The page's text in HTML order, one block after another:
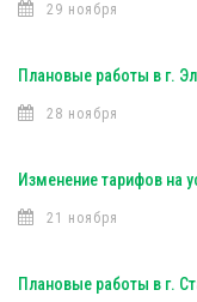
29 ноября
Плановые работы в г.
28 ноября
Изменение тарифов на
21 ноября
Плановые работы в г.